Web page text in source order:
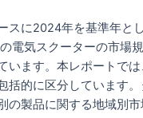
スに2024年を基準年と
電気スクーターの市場
います。本レポートで
括的に区分しています
の製品に関する地域別